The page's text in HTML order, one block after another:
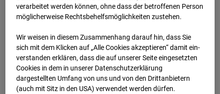
Zur Übersicht
verarbeitet werden können, ohne dass der betroffenen Person
möglicherweise Rechtsbehelfsmöglichkeiten zustehen.
Wir weisen in diesem Zusammenhang darauf hin, dass Sie
sich mit dem Klicken auf „Alle Cookies akzeptieren“ damit ein­
ver­standen erklären, dass die auf unserer Seite eingesetzten
Cookies in dem in unserer Datenschutzerklärung
dargestellten Umfang von uns und von den Drittanbietern
(auch mit Sitz in den USA) verwendet werden dürfen.